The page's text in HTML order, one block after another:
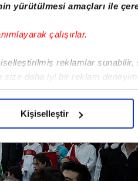
yürütülmesi amaçları ile
çalışırlar.
reklamlar sunabilir,
size daha iyi bir reklam
ve bu noktada,
kendimize ve üçüncü
olup gerekli olan çerezler
Kişiselleştir